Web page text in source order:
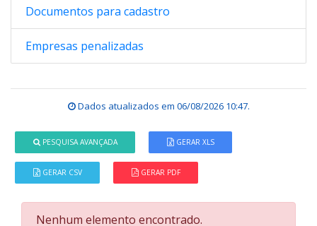
Documentos para cadastro
Empresas penalizadas
Dados atualizados em 06/08/2026 10:47.
PESQUISA AVANÇADA GERAR XLS
GERAR CSV GERAR PDF
Nenhum elemento encontrado.